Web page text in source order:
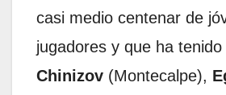
casi medio centenar de
jugadores y que ha
Chinizov (Montecalpe),